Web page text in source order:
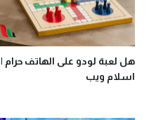
هل لعبة لودو على الهاتف حرام |
اسلام ويب